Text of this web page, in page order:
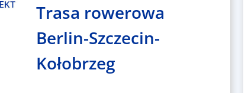
Trasa rowerowa
Berlin-Szczecin-
Kołobrzeg